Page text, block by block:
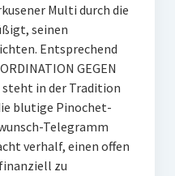
Multi durch die
seinen
Entsprechend
GEGEN
steht in der Tradition
blutige Pinochet-
Telegramm
verhalf, einen offen
zu